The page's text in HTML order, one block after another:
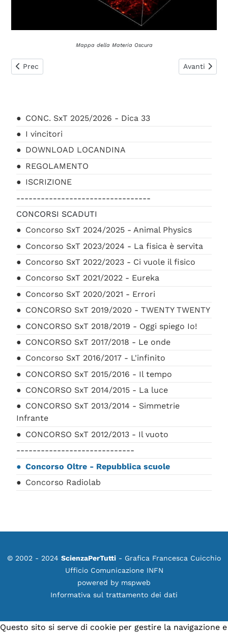
Mappa della Materia Oscura
Articolo precedente: Materia e Energia
Prec Articolo
Avanti
CONC. SxT 2025/2026 - Dica 33
I vincitori
DOWNLOAD LOCANDINA
REGOLAMENTO
ISCRIZIONE
---------------------------------
CONCORSI SCADUTI
Concorso SxT 2024/2025 - Animal Physics
Concorso SxT 2023/2024 - La fisica è servita
Concorso SxT 2022/2023 - Ci vuole il fisico
Concorso SxT 2021/2022 - Eureka
Concorso SxT 2020/2021 - Errori
CONCORSO SxT 2019/2020 - TWENTY TWENTY
CONCORSO SxT 2018/2019 - Oggi spiego Io!
CONCORSO SxT 2017/2018 - Le onde
Concorso SxT 2016/2017 - L'infinito
CONCORSO SxT 2015/2016 - Il tempo
CONCORSO SxT 2014/2015 - La luce
CONCORSO SxT 2013/2014 - Simmetrie
Infrante
CONCORSO SxT 2012/2013 - Il vuoto
-----------------------------
Concorso Oltre - Repubblica scuole
Concorso Radiolab
© 2002 - 2024 ScienzaPerTutti - Grafica Francesca Cuicchio
Ufficio Comunicazione INFN
powered by mspweb
Informativa sul trattamento dei dati
Questo sito si serve di cookie per gestire la navigazione e